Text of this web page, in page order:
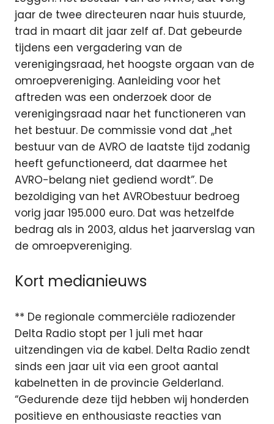
jaar de twee directeuren naar huis stuurde,
trad in maart dit jaar zelf af. Dat gebeurde
tijdens een vergadering van de
verenigingsraad, het hoogste orgaan van de
omroepvereniging. Aanleiding voor het
aftreden was een onderzoek door de
verenigingsraad naar het functioneren van
het bestuur. De commissie vond dat ,,het
bestuur van de AVRO de laatste tijd zodanig
heeft gefunctioneerd, dat daarmee het
AVRO-belang niet gediend wordt”. De
bezoldiging van het AVRObestuur bedroeg
vorig jaar 195.000 euro. Dat was hetzelfde
bedrag als in 2003, aldus het jaarverslag van
de omroepvereniging.
Kort medianieuws
** De regionale commerciële radiozender
Delta Radio stopt per 1 juli met haar
uitzendingen via de kabel. Delta Radio zendt
sinds een jaar uit via een groot aantal
kabelnetten in de provincie Gelderland.
“Gedurende deze tijd hebben wij honderden
positieve en enthousiaste reacties van